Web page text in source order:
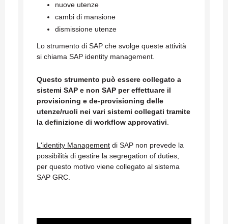
nuove utenze
cambi di mansione
dismissione utenze
Lo strumento di SAP che svolge queste attività
si chiama SAP identity management.
Questo strumento può essere collegato a
sistemi SAP e non SAP per effettuare il
provisioning e de-provisioning delle
utenze/ruoli nei vari sistemi collegati tramite
la definizione di workflow approvativi
L'identity Management di SAP non prevede la
possibilità di gestire la segregation of duties,
per questo motivo viene collegato al sistema
SAP GRC.